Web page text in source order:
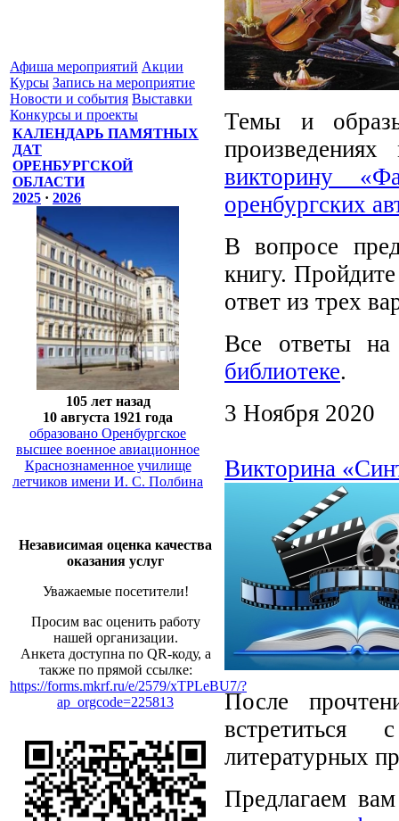
Афиша мероприятий Акции
Курсы Запись на мероприятие
Новости и события Выставки
Конкурсы и проекты
КАЛЕНДАРЬ ПАМЯТНЫХ
ДАТ
ОРЕНБУРГСКОЙ
ОБЛАСТИ
2025 · 2026
105 лет назад
10 августа 1921 года
образовано Оренбургское
высшее военное авиационное
Краснознаменное училище
летчиков имени И. С. Полбина
Независимая оценка качества
оказания услуг
Уважаемые посетители!
Просим вас оценить работу
нашей организации.
Анкета доступна по QR-коду, а
также по прямой ссылке:
https://forms.mkrf.ru/e/2579/xTPLeBU7/?
ap_orgcode=225813
Темы и
викторину
оренбургских
В вопросе
книгу.
ответ из трех
Все ответы
библиотеке.
3 Ноября 2020
Викторина
После
встретиться
литературных
Предлагаем